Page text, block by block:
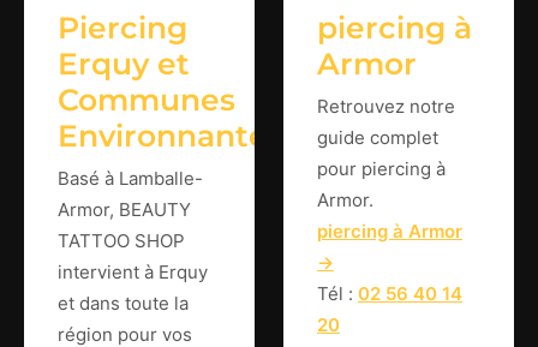
Piercing
Erquy et
Communes
Environnantes
Basé à Lamballe-
Armor, BEAUTY
TATTOO SHOP
intervient à Erquy
et dans toute la
région pour vos
piercing à
Armor
Retrouvez notre
guide complet
pour piercing à
Armor.
piercing à Armor
→
Tél : 02 56 40 14
20